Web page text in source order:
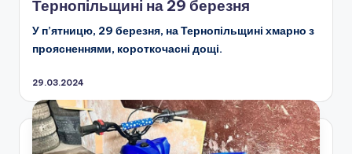
Тернопільщині на 29 березня
У п’ятницю, 29 березня, на Тернопільщині хмарно з
проясненнями, короткочасні дощі.
29.03.2024